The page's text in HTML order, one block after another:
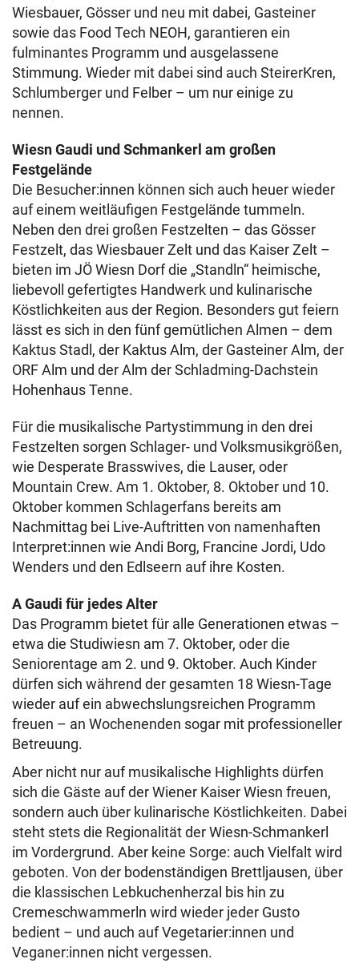
Wiesbauer, Gösser und neu mit dabei, Gasteiner
sowie das Food Tech NEOH, garantieren ein
fulminantes Programm und ausgelassene
Stimmung. Wieder mit dabei sind auch SteirerKren,
Schlumberger und Felber – um nur einige zu
nennen.
Wiesn Gaudi und Schmankerl am großen
Festgelände
Die Besucher:innen können sich auch heuer wieder
auf einem weitläufigen Festgelände tummeln.
Neben den drei großen Festzelten – das Gösser
Festzelt, das Wiesbauer Zelt und das Kaiser Zelt –
bieten im JÖ Wiesn Dorf die „Standln“ heimische,
liebevoll gefertigtes Handwerk und kulinarische
Köstlichkeiten aus der Region. Besonders gut feiern
lässt es sich in den fünf gemütlichen Almen – dem
Kaktus Stadl, der Kaktus Alm, der Gasteiner Alm, der
ORF Alm und der Alm der Schladming-Dachstein
Hohenhaus Tenne.
Für die musikalische Partystimmung in den drei
Festzelten sorgen Schlager- und Volksmusikgrößen,
wie Desperate Brasswives, die Lauser, oder
Mountain Crew. Am 1. Oktober, 8. Oktober und 10.
Oktober kommen Schlagerfans bereits am
Nachmittag bei Live-Auftritten von namenhaften
Interpret:innen wie Andi Borg, Francine Jordi, Udo
Wenders und den Edlseern auf ihre Kosten.
A Gaudi für jedes Alter
Das Programm bietet für alle Generationen etwas –
etwa die Studiwiesn am 7. Oktober, oder die
Seniorentage am 2. und 9. Oktober. Auch Kinder
dürfen sich während der gesamten 18 Wiesn-Tage
wieder auf ein abwechslungsreichen Programm
freuen – an Wochenenden sogar mit professioneller
Betreuung.
Aber nicht nur auf musikalische Highlights dürfen
sich die Gäste auf der Wiener Kaiser Wiesn freuen,
sondern auch über kulinarische Köstlichkeiten. Dabei
steht stets die Regionalität der Wiesn-Schmankerl
im Vordergrund. Aber keine Sorge: auch Vielfalt wird
geboten. Von der bodenständigen Brettljausen, über
die klassischen Lebkuchenherzal bis hin zu
Cremeschwammerln wird wieder jeder Gusto
bedient – und auch auf Vegetarier:innen und
Veganer:innen nicht vergessen.